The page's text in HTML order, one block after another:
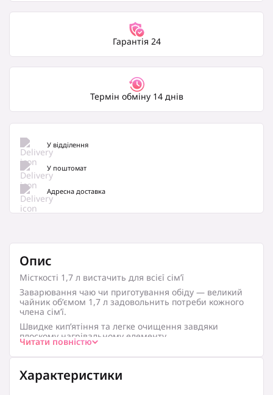
Гарантія 24
Термін обміну 14 днів
У відділення
У поштомат
Адресна доставка
Опис
Місткості 1,7 л вистачить для всієї сім’ї
Заварювання чаю чи приготування обіду — великий
чайник об’ємом 1,7 л задовольнить потреби кожного
члена сім’ї.
Швидке кип’ятіння та легке очищення завдяки
плоскому нагрівальному елементу
нержавіючої сталі забезпечує швидке кип’ятіння та
легке очищення. Вода буде свіжою та чистою до, під
час і після кожного використання чайника.
Читати повністю
Характеристики